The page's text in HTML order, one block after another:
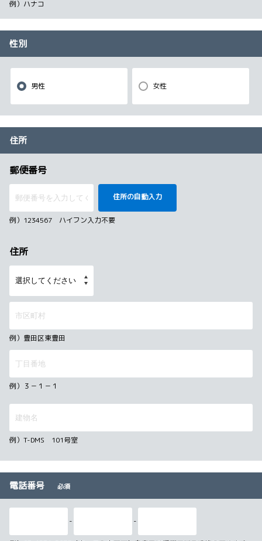
例）ハナコ
性別
男性 女性
住所
郵便番号
住所の自動入力
例）1234567 ハイフン入力不要
住所
例）豊田区東豊田
例）３－１－１
例）T-DMS 101号室
電話番号 必須
- -